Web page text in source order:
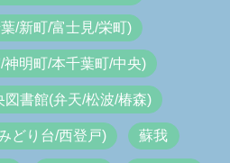
/新町/富士見/栄町)
明町/本千葉町/中央)
図書館(弁天/松波/椿森)
どり台/西登戸) 蘇我